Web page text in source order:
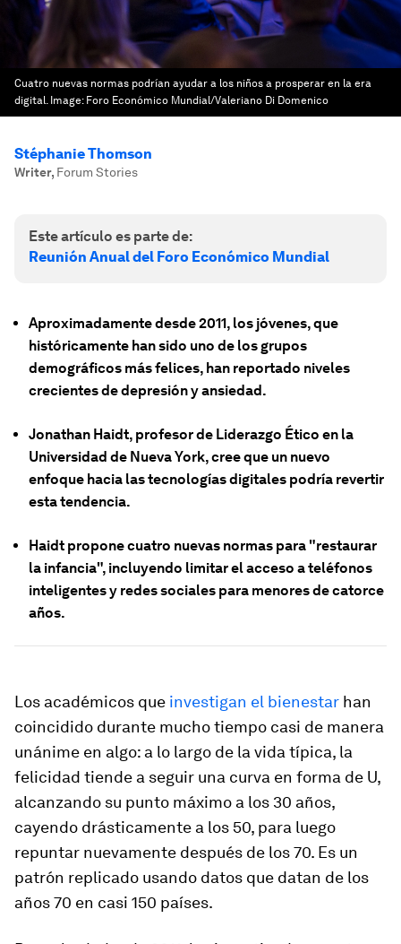
Cuatro nuevas normas podrían ayudar a los niños a prosperar en la era
digital. Image: Foro Económico Mundial/Valeriano Di Domenico
Stéphanie Thomson
Writer, Forum Stories
Este artículo es parte de:
Reunión Anual del Foro Económico Mundial
Aproximadamente desde 2011, los jóvenes, que
históricamente han sido uno de los grupos
demográficos más felices, han reportado niveles
crecientes de depresión y ansiedad.
Jonathan Haidt, profesor de Liderazgo Ético en la
Universidad de Nueva York, cree que un nuevo
enfoque hacia las tecnologías digitales podría revertir
esta tendencia.
Haidt propone cuatro nuevas normas para "restaurar
la infancia", incluyendo limitar el acceso a teléfonos
inteligentes y redes sociales para menores de catorce
años.
Los académicos que investigan el bienestar han
coincidido durante mucho tiempo casi de manera
unánime en algo: a lo largo de la vida típica, la
felicidad tiende a seguir una curva en forma de U,
alcanzando su punto máximo a los 30 años,
cayendo drásticamente a los 50, para luego
repuntar nuevamente después de los 70. Es un
patrón replicado usando datos que datan de los
años 70 en casi 150 países.